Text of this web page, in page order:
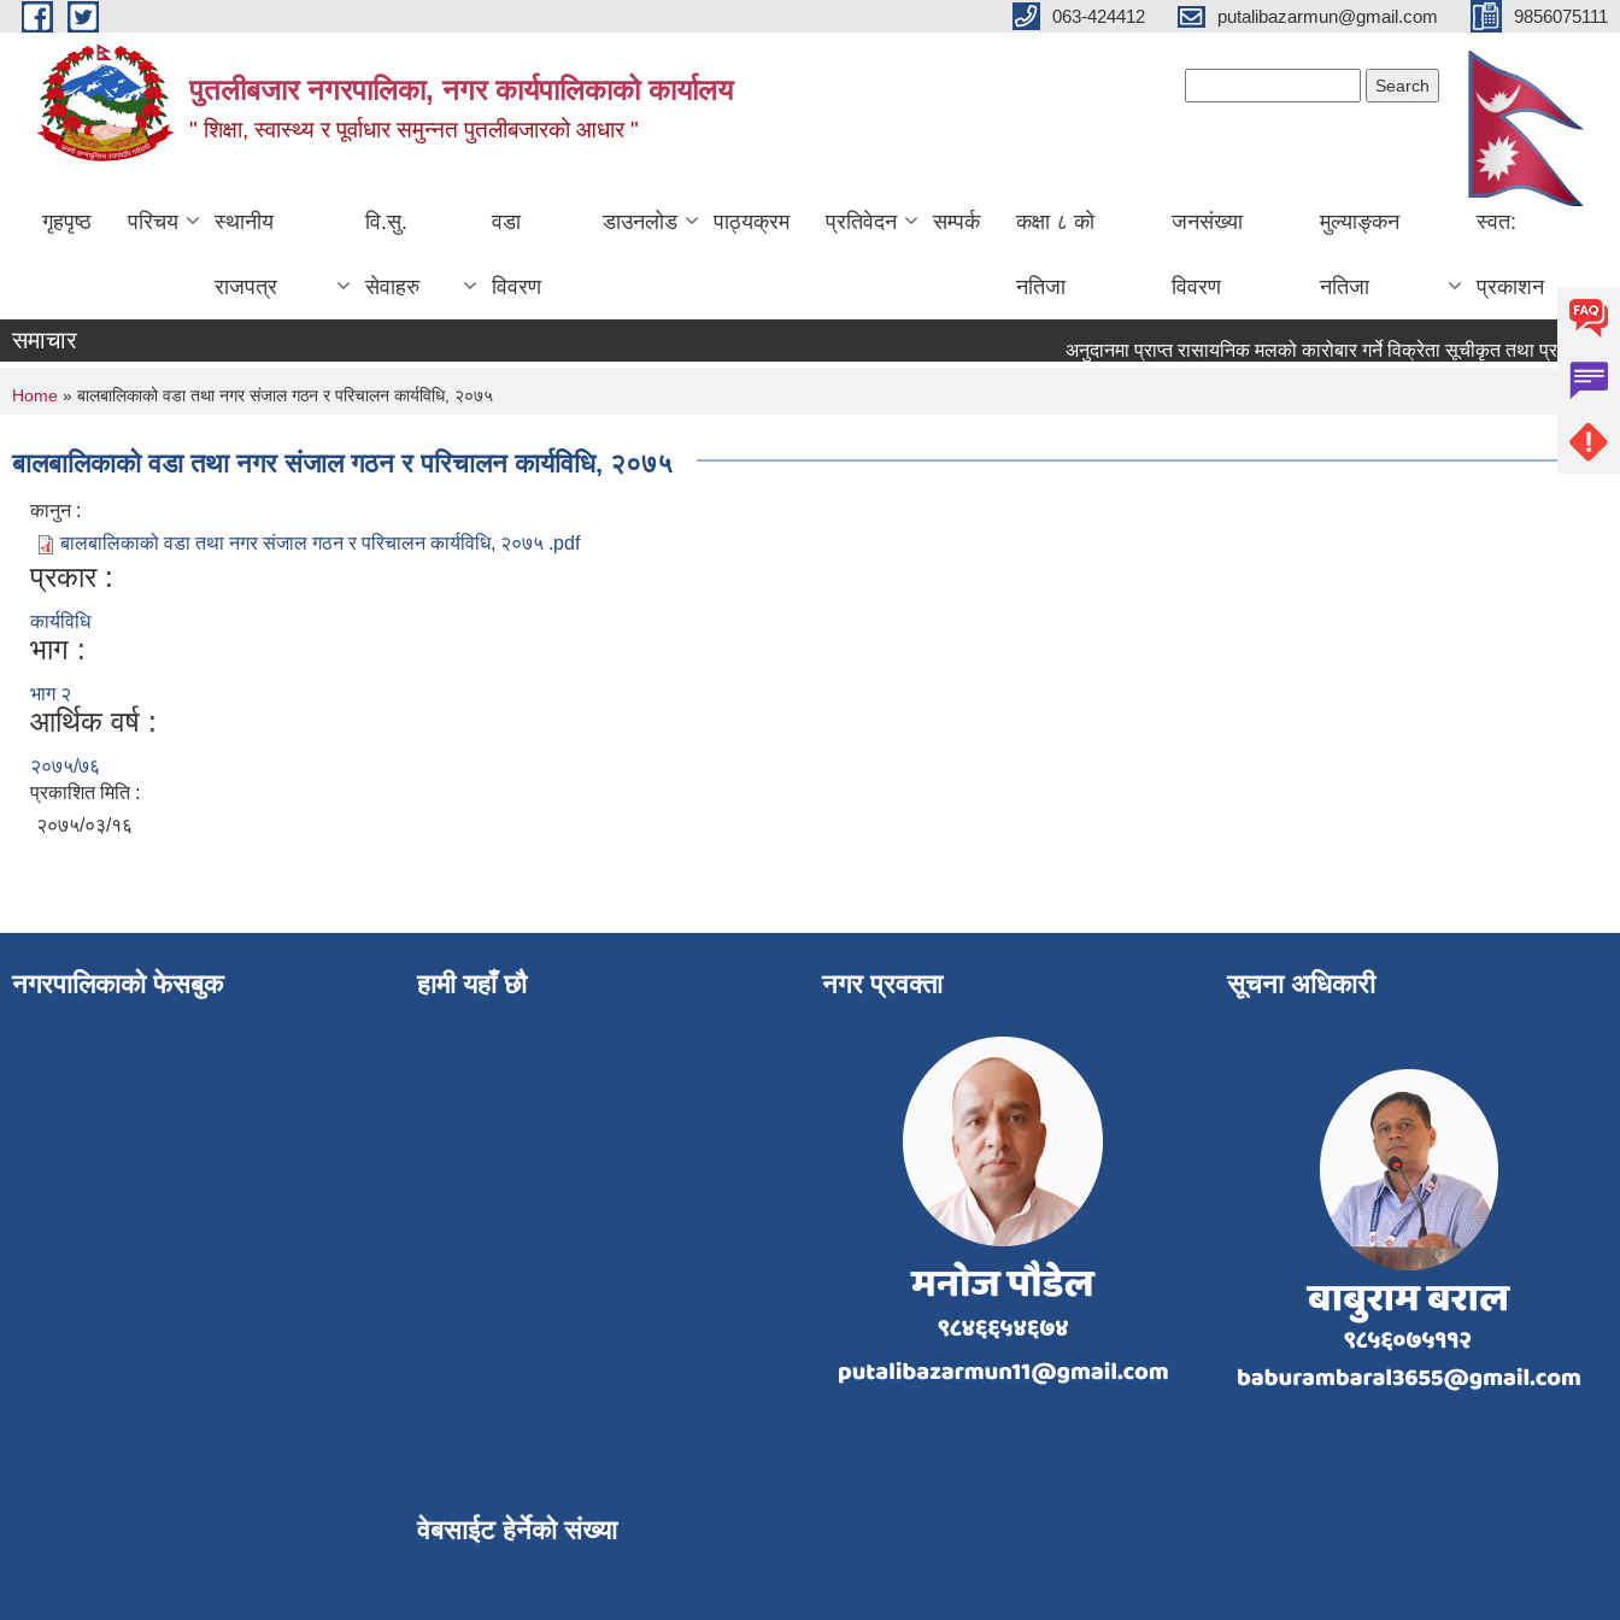
Skip to main content 063-424412 putalibazarmun@gmail.com 9856075111
पुतलीबजार नगरपालिका, नगर कार्यपालिकाको कार्यालय
" शिक्षा, स्वास्थ्य र पूर्वाधार समुन्नत पुतलीबजारको आधार "
गृहपृष्ठ परिचय स्थानीय
राजपत्र
वि.सु.
सेवाहरु
वडा
विवरण
डाउनलोड पाठ्यक्रम प्रतिवेदन सम्पर्क कक्षा ८ को
नतिजा
जनसंख्या
विवरण
मुल्याङ्कन
नतिजा
स्वत:
प्रकाशन
समाचार अनुदानमा प्राप्त रासायनिक मलको कारोबार गर्ने विक्रेता सूचीकृत तथा प्रमाणपत्र
You are here
Home » बालबालिकाको वडा तथा नगर संजाल गठन र परिचालन कार्यविधि, २०७५
बालबालिकाको वडा तथा नगर संजाल गठन र परिचालन कार्यविधि, २०७५
कानुन :
बालबालिकाको वडा तथा नगर संजाल गठन र परिचालन कार्यविधि, २०७५ .pdf
प्रकार :
कार्यविधि
भाग :
भाग २
आर्थिक वर्ष :
२०७५/७६
प्रकाशित मिति :
२०७५/०३/१६
नगरपालिकाको फेसबुक हामी यहाँ छौ
वेबसाईट हेर्नेको संख्या
नगर प्रवक्ता सूचना अधिकारी